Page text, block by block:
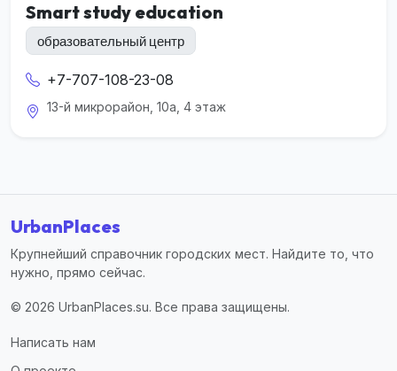
Smart study education
образовательный центр
+7-707-108-23-08
13-й микрорайон, 10а, 4 этаж
UrbanPlaces
Крупнейший справочник городских мест. Найдите то, что
нужно, прямо сейчас.
© 2026 UrbanPlaces.su. Все права защищены.
Написать нам